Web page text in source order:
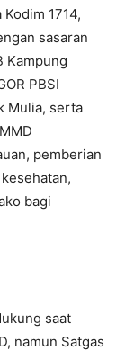
1714,
sasaran
Kampung
PBSI
Mulia, serta
pemberian
bagi
saat
namun Satgas